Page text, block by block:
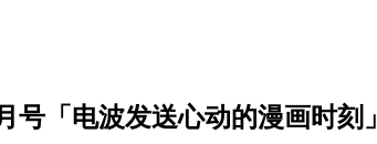
「电波发送心动的漫画时刻」